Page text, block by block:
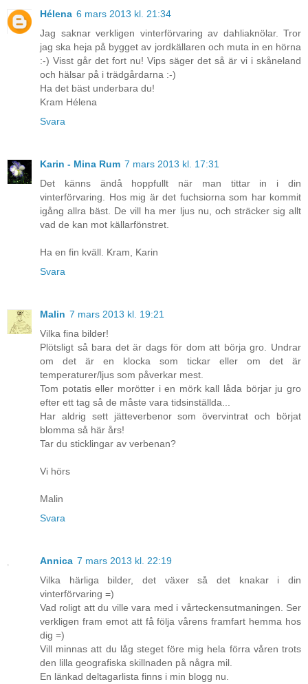
Hélena 6 mars 2013 kl. 21:34
Jag saknar verkligen vinterförvaring av dahliaknölar. Tror
jag ska heja på bygget av jordkällaren och muta in en hörna
:-) Visst går det fort nu! Vips säger det så är vi i skåneland
och hälsar på i trädgårdarna :-)
Ha det bäst underbara du!
Kram Hélena
Svara
Karin - Mina Rum 7 mars 2013 kl. 17:31
Det känns ändå hoppfullt när man tittar in i din
vinterförvaring. Hos mig är det fuchsiorna som har kommit
igång allra bäst. De vill ha mer ljus nu, och sträcker sig allt
vad de kan mot källarfönstret.
Ha en fin kväll. Kram, Karin
Svara
Malin 7 mars 2013 kl. 19:21
Vilka fina bilder!
Plötsligt så bara det är dags för dom att börja gro. Undrar
om det är en klocka som tickar eller om det är
temperaturer/ljus som påverkar mest.
Tom potatis eller morötter i en mörk kall låda börjar ju gro
efter ett tag så de måste vara tidsinställda...
Har aldrig sett jätteverbenor som övervintrat och börjat
blomma så här års!
Tar du sticklingar av verbenan?
Vi hörs
Malin
Svara
Annica 7 mars 2013 kl. 22:19
Vilka härliga bilder, det växer så det knakar i din
vinterförvaring =)
Vad roligt att du ville vara med i vårteckensutmaningen. Ser
verkligen fram emot att få följa vårens framfart hemma hos
dig =)
Vill minnas att du låg steget före mig hela förra våren trots
den lilla geografiska skillnaden på några mil.
En länkad deltagarlista finns i min blogg nu.